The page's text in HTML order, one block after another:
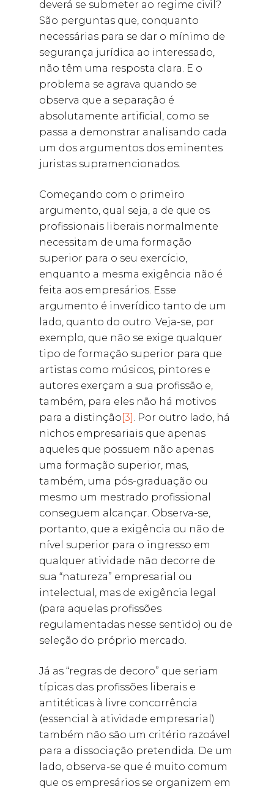
deverá se submeter ao regime civil?
São perguntas que, conquanto
necessárias para se dar o mínimo de
segurança jurídica ao interessado,
não têm uma resposta clara. E o
problema se agrava quando se
observa que a separação é
absolutamente artificial, como se
passa a demonstrar analisando cada
um dos argumentos dos eminentes
juristas supramencionados.
Começando com o primeiro
argumento, qual seja, a de que os
profissionais liberais normalmente
necessitam de uma formação
superior para o seu exercício,
enquanto a mesma exigência não é
feita aos empresários. Esse
argumento é inverídico tanto de um
lado, quanto do outro. Veja-se, por
exemplo, que não se exige qualquer
tipo de formação superior para que
artistas como músicos, pintores e
autores exerçam a sua profissão e,
também, para eles não há motivos
para a distinção [3]
. Por outro lado, há
nichos empresariais que apenas
aqueles que possuem não apenas
uma formação superior, mas,
também, uma pós-graduação ou
mesmo um mestrado profissional
conseguem alcançar. Observa-se,
portanto, que a exigência ou não de
nível superior para o ingresso em
qualquer atividade não decorre de
sua “natureza” empresarial ou
intelectual, mas de exigência legal
(para aquelas profissões
regulamentadas nesse sentido) ou de
seleção do próprio mercado.
Já as “regras de decoro” que seriam
típicas das profissões liberais e
antitéticas à livre concorrência
(essencial à atividade empresarial)
também não são um critério razoável
para a dissociação pretendida. De um
lado, observa-se que é muito comum
que os empresários se organizem em